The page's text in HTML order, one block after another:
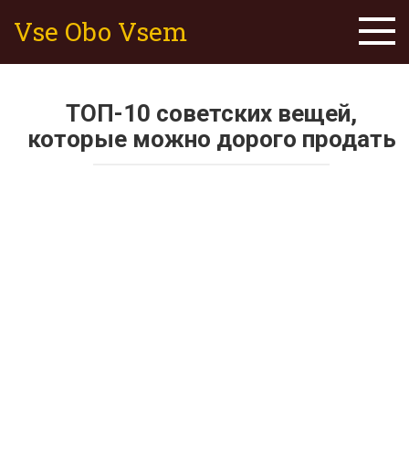
Vse Obo Vsem
ТОП-10 советских вещей,
которые можно дорого продать